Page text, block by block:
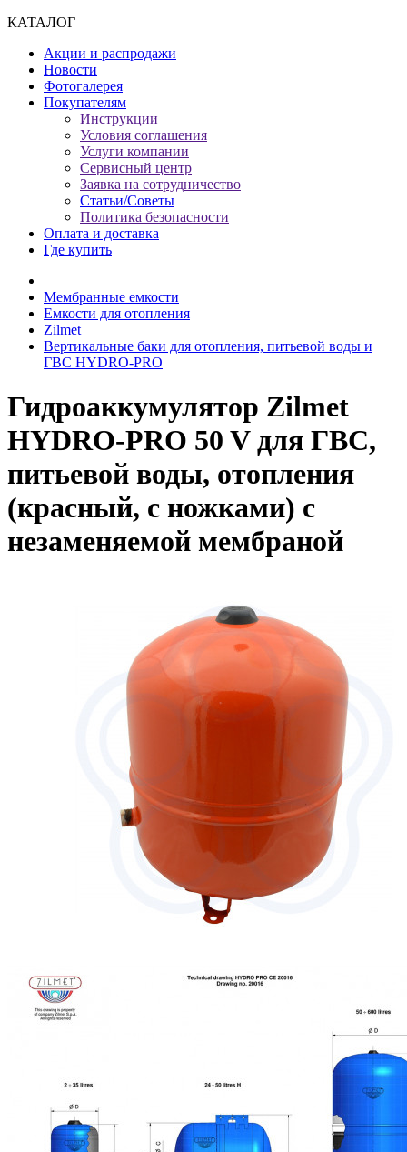
КАТАЛОГ
Акции и распродажи
Новости
Фотогалерея
Покупателям
Инструкции
Условия соглашения
Услуги компании
Сервисный центр
Заявка на сотрудничество
Статьи/Советы
Политика безопасности
Оплата и доставка
Где купить
Мембранные емкости
Емкости для отопления
Zilmet
Вертикальные баки для отопления, питьевой воды и
ГВС HYDRO-PRO
Гидроаккумулятор Zilmet
HYDRO-PRO 50 V для ГВС,
питьевой воды, отопления
(красный, с ножками) с
незаменяемой мембраной